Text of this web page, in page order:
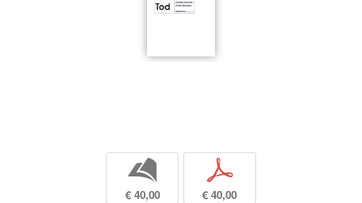
b
€ 40,00
p
€ 40,00